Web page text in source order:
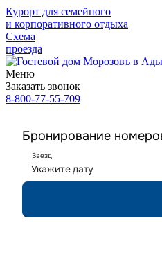
Курорт для семейного
и корпоративного отдыха
Схема
проезда
Меню
Заказать звонок
8-800-77-55-709